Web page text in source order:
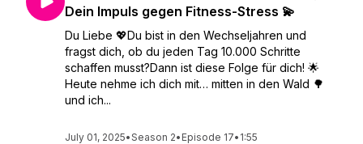
Dein Impuls gegen Fitness-Stress 💫
Du Liebe 💖Du bist in den Wechseljahren und
fragst dich, ob du jeden Tag 10.000 Schritte
schaffen musst?Dann ist diese Folge für dich! 🌟
Heute nehme ich dich mit… mitten in den Wald 🌳
und ich...
July 01, 2025•Season 2• Episode 17• 1:55